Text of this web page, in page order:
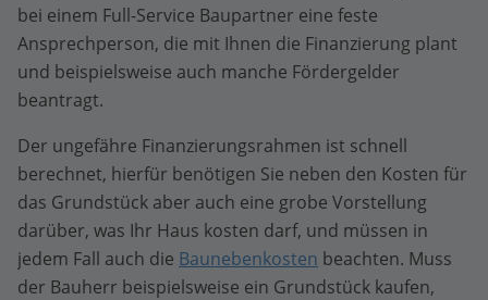
bei einem Full-Service Baupartner eine feste
Ansprechperson, die mit Ihnen die Finanzierung plant
und beispielsweise auch manche Fördergelder
beantragt.
Der ungefähre Finanzierungsrahmen ist schnell
berechnet, hierfür benötigen Sie neben den Kosten für
das Grundstück aber auch eine grobe Vorstellung
darüber, was Ihr Haus kosten darf, und müssen in
jedem Fall auch die Baunebenkosten beachten. Muss
der Bauherr beispielsweise ein Grundstück kaufen,